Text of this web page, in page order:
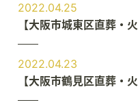
2022.04.25
【大阪市城東区直葬・火
2022.04.23
【大阪市鶴見区直葬・火